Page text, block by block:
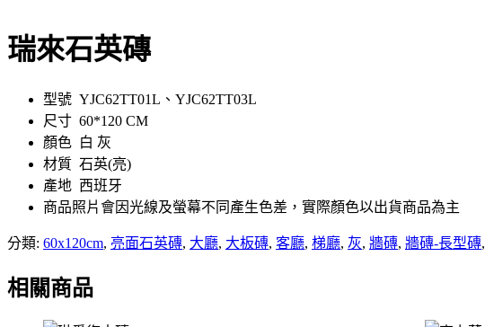
瑞來石英磚
型號 YJC62TT01L、YJC62TT03L
尺寸 60*120 CM
顏色 白 灰
材質 石英(亮)
產地 西班牙
商品照片會因光線及螢幕不同產生色差，實際顏色以出貨商品為主
分類: 60x120cm, 亮面石英磚, 大廳, 大板磚, 客廳, 梯廳, 灰, 牆磚, 牆磚-長型磚,
相關商品